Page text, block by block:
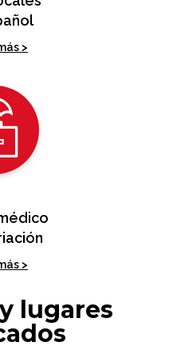
>
>
lugares